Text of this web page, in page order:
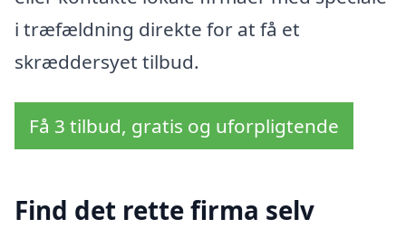
i træfældning direkte for at få et
skræddersyet tilbud.
Få 3 tilbud, gratis og uforpligtende
Find det rette firma selv